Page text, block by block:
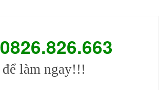
0826.826.663
để làm ngay!!!